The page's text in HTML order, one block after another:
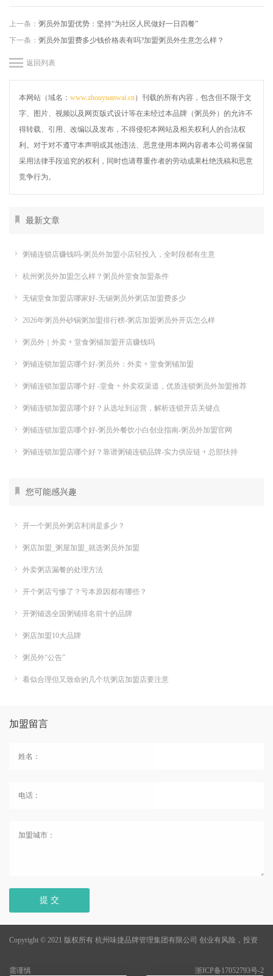
上一条： 粥员外加盟优势：坚持“为社区人民做好一日四餐”
下一条： 粥员外加盟费多少钱价格表有吗?加盟粥员外生意怎么样？
返回列表
本网站（域名： www.zhouyuanwai.cn）刊载的所有内容，包含但不限于文
字、图片、视频以及网页版式设计等在未经过本品牌（粥员外）的允许不
得转载、引用、改编以及发布，不得侵犯本网站及相关权利人的合法权
利。对于对不遵守本声明或其他违法、恶意使用本网内容者本公司将保留
采用法律手段追究的权利，同时也请尊重作者的劳动成果杜绝洗稿和恶意
竞争行为。
最新文章
粥铺连锁店赚钱吗-粥员外加盟小店轻投入，全时段都有生意
杭州粥员外加盟怎么样？粥员外堂食加盟条件
无锡堂食加盟店哪家好-无锡粥员外粥店加盟费多少
2026年粥员外砂锅粥加盟排行榜-粥店加盟粥员外开店怎么样
粥员外｜外卖 + 堂食粥铺加盟开店赚钱吗
粥铺连锁加盟店哪个好-粥员外：外卖 + 堂食粥铺加盟
粥铺连锁加盟店哪个好 -堂食 + 外卖双渠道，优质连锁粥员外加盟推荐
粥铺连锁加盟店哪个好？从选址到运营，解析连锁开店关键点
粥铺连锁加盟店哪个好-粥员外餐饮小白创业指南-粥员外加盟官网
粥铺连锁加盟店哪个好？靠谱粥铺连锁品牌-实力供应链 + 总部扶持
您可能感兴趣
开一个粥员外粥店利润是多少？
粥店加盟_粥屋加盟_就选粥员外加盟
外卖粥店漏餐的处理方法
开个粥店亏惨了？亏本原因都有哪些？
开粥铺选全国粥铺排名前十的品牌
粥店加盟10大品牌
粥员外“公告”
看似合理但又致命的几个坑粥店加盟店要注意
加盟留言
提 交
Copyright © 2021 版权所有 杭州味捷品牌管理集团有限公司
浙ICP备17052793号-2
创业有风险，投资
需谨慎